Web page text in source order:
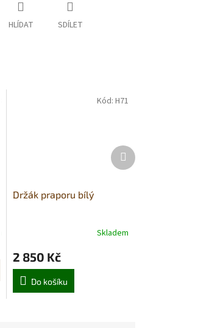
HLÍDAT SDÍLET
Držák praporu bílý
Skladem
2 850 Kč
Do košíku
Kód: H71
Další
produkt